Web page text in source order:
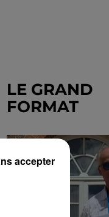
LE GRAND
FORMAT
accepter